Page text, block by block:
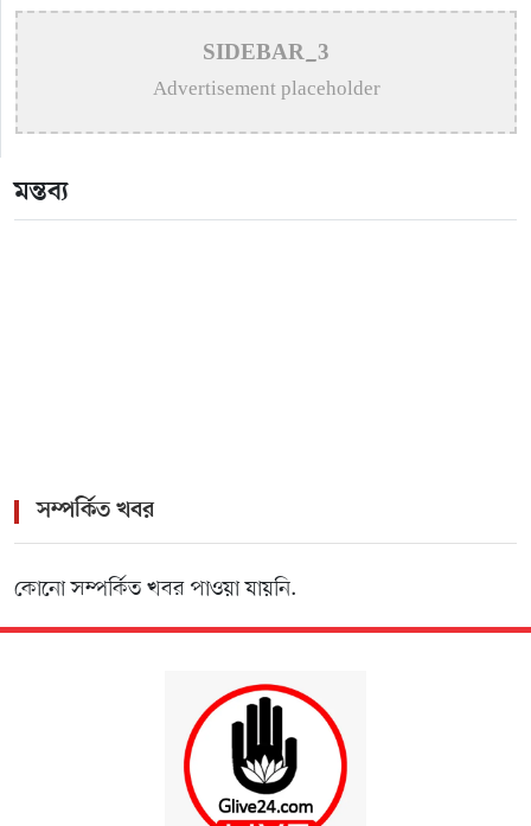
>
মিরপুরে ফ্যামিলি কার্ড প্রকল্পের তথ্য সংগ্রহকারী ও
সুপারভাইজারদের মৌখিক-ব্যবহারিক পরীক্ষা অনুষ্ঠিত
SIDEBAR_3
Advertisement placeholder
মন্তব্য
সম্পর্কিত খবর
কোনো সম্পর্কিত খবর পাওয়া যায়নি.